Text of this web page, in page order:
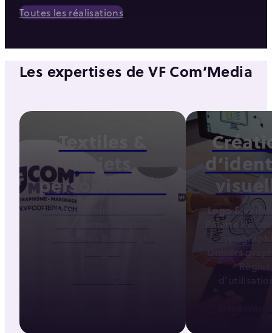
Toutes les réalisations
Les expertises de VF Com’Media
personnalisés
T-shirts - Polos - Sweats -
Logo &
Palette de
-
Univers
- Règles